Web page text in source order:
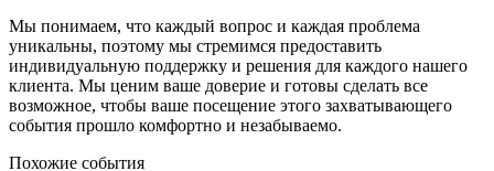
Мы понимаем, что каждый вопрос и каждая проблема
уникальны, поэтому мы стремимся предоставить
индивидуальную поддержку и решения для каждого нашего
клиента. Мы ценим ваше доверие и готовы сделать все
возможное, чтобы ваше посещение этого захватывающего
события прошло комфортно и незабываемо.
Похожие события